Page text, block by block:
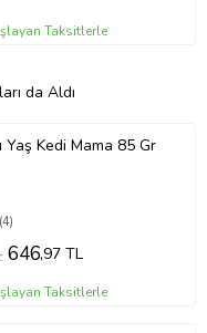
Taksitlerle
da Aldı
Kedi Mama 85 Gr
(4)
646,97 TL
Taksitlerle